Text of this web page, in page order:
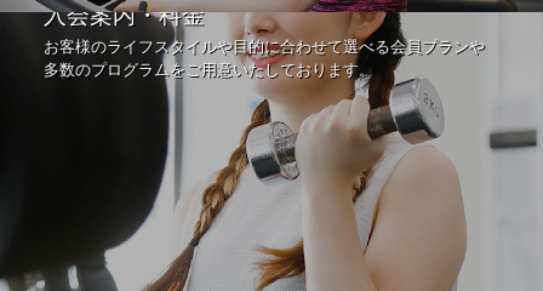
入会案内・料金
お客様のライフスタイルや目的に合わせて選べる会員プランや
多数のプログラムをご用意いたしております。